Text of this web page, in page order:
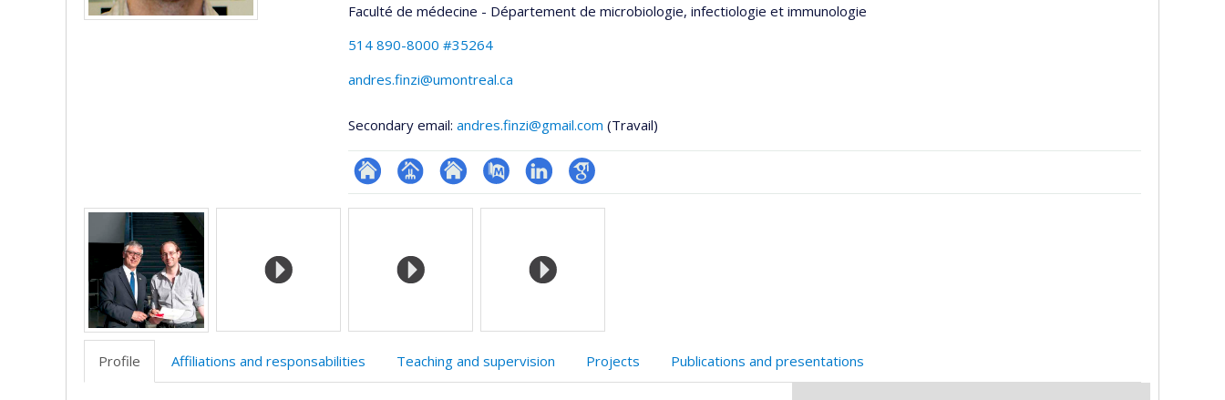
Faculté de médecine - Département de microbiologie, infectiologie et immunologie
514 890-8000 #35264
andres.finzi@umontreal.ca
Secondary email: andres.finzi@gmail.com (Travail)
ResearchGate
Page Site
PubMedLinkedInGoogle
Media
Profile Affiliations and responsabilities Teaching and supervision Projects Publications and presentations